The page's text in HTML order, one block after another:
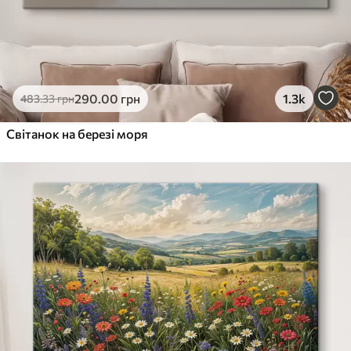
483.33грн290.00 грн 1.3k
Світанок на березі моря